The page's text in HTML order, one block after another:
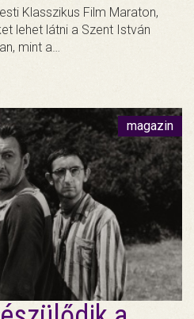
Klasszikus Film Maraton,
lehet látni a Szent István
mint a…
magazin